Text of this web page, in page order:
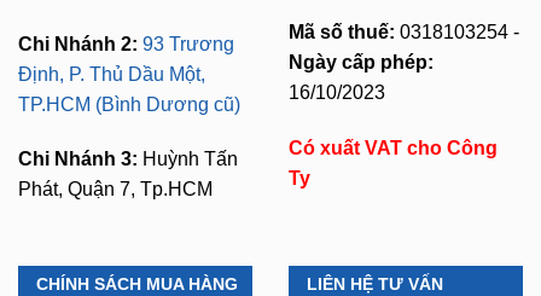
Chi Nhánh 2: 93 Trương
Định, P. Thủ Dầu Một,
TP.HCM (Bình Dương cũ)
Chi Nhánh 3: Huỳnh Tấn
Phát, Quận 7, Tp.HCM
Mã số thuế: 0318103254 -
Ngày cấp phép:
16/10/2023
Có xuất VAT cho Công
Ty
CHÍNH SÁCH MUA HÀNG LIÊN HỆ TƯ VẤN